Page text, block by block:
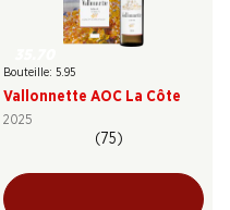
Bouteille: 5.95
Vallonnette AOC La Côte
2025
(75)